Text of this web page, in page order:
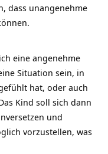
dass unangenehme
eine angenehme
Situation sein, in
hat, oder auch
Kind soll sich dann
und
vorzustellen, was